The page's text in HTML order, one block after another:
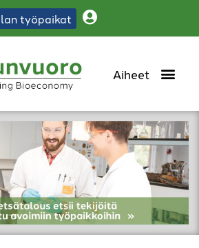
työpaikat